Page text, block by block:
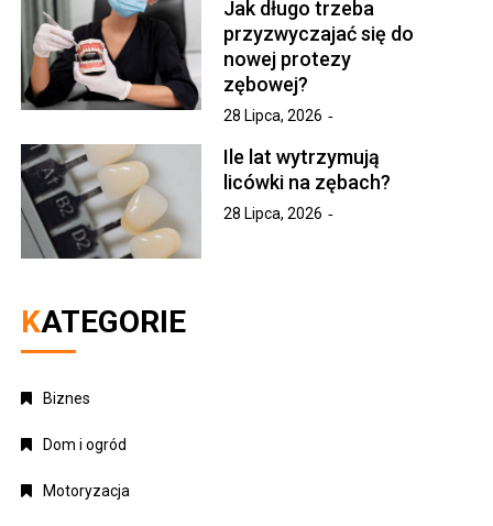
Jak długo trzeba
przyzwyczajać się do
nowej protezy
zębowej?
28 Lipca, 2026
Ile lat wytrzymują
licówki na zębach?
28 Lipca, 2026
KATEGORIE
Biznes
Dom i ogród
Motoryzacja